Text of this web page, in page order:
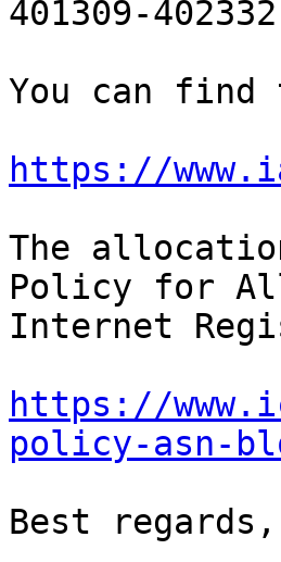
401309-
You can
https://
The
Policy for
Internet
https://
policy-asn-
Best regards,